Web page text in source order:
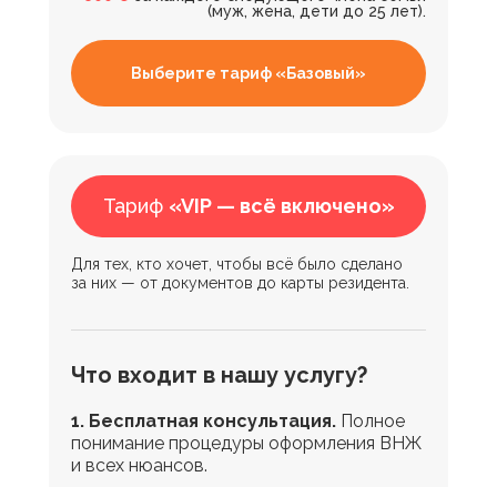
1. Бесплатная консультация. Полное
понимание процедуры оформления ВНЖ
и всех нюансов.
Что входит в нашу услугу?
Для тех, кто хочет, чтобы всё было сделано
за них — от документов до карты резидента.
Тариф «VIP — всё включено»
Выберите тариф «Базовый»
(муж, жена, дети до 25 лет).